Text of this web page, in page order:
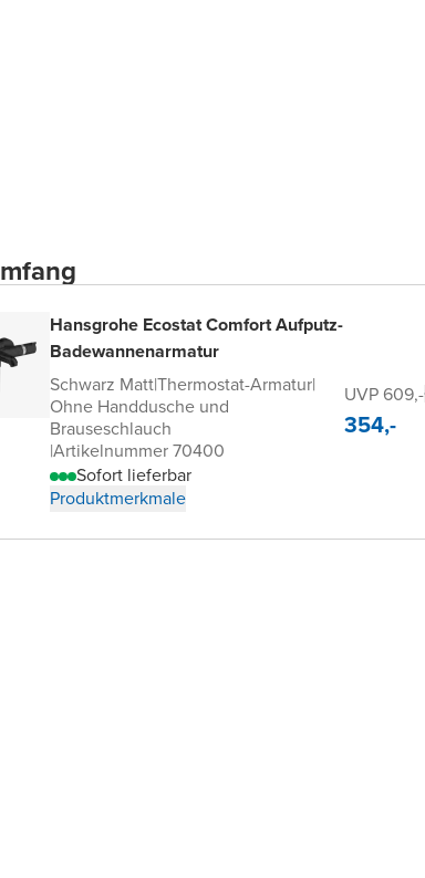
Hansgrohe Ecostat Comfort Aufputz-
Badewannenarmatur
Schwarz Matt|Thermostat-Armatur|
Ohne Handdusche und
Brauseschlauch
|Artikelnummer 70400
Sofort lieferbar
Produktmerkmale
UVP 609,-
354,-